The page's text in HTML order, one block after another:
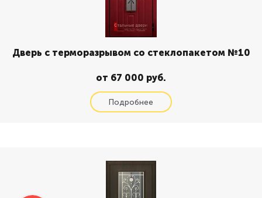
Дверь с терморазрывом со стеклопакетом №10
от 67 000 руб.